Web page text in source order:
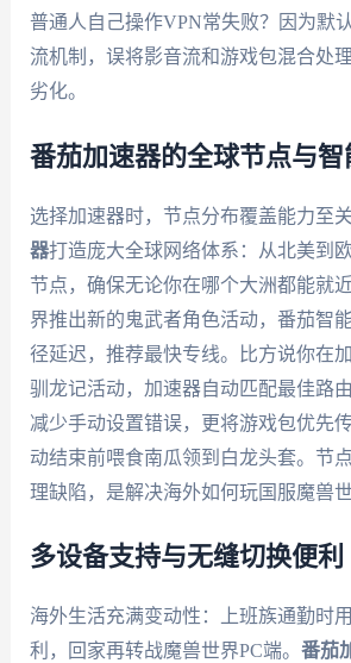
普通人自己操作VPN常失败？因为默
流机制，误将影音流和游戏包混合处
劣化。
番茄加速器的全球节点与智
选择加速器时，节点分布覆盖能力至关
器打造庞大全球网络体系：从北美到
节点，确保无论你在哪个大洲都能就
界推出新的鬼武者角色活动，番茄智
径延迟，推荐最快专线。比方说你在
驯龙记活动，加速器自动匹配最佳路
减少手动设置错误，更将游戏包优先
动结束前喂食南瓜领到白龙头套。节
理缺陷，是解决海外如何玩国服魔兽
多设备支持与无缝切换便利
海外生活充满变动性：上班族通勤时
利，回家再转战魔兽世界PC端。 番茄